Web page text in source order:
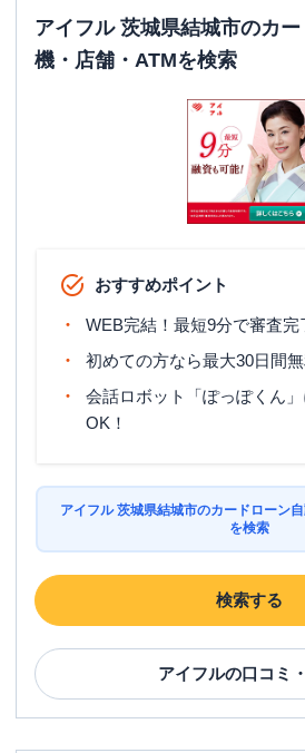
アイフル 茨城県結城市のカ
機・店舗・ATMを検索
おすすめポイント
WEB完結！最短9分で審査
初めての方なら最大30日間無
会話ロボット「ぽっぽくん
OK！
アイフル 茨城県結城市のカードローン
を検索
検索する
アイフルの口コミ